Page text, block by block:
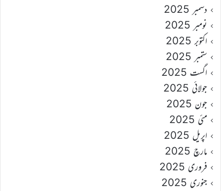
دسمبر 2025
نومبر 2025
اکتوبر 2025
ستمبر 2025
اگست 2025
جولائی 2025
جون 2025
مئی 2025
اپریل 2025
مارچ 2025
فروری 2025
جنوری 2025